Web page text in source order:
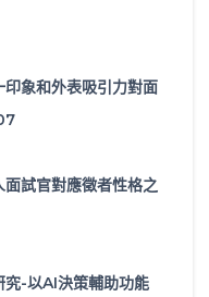
印象和外表吸引力對面
試官對應徵者性格之
究-以AI決策輔助功能